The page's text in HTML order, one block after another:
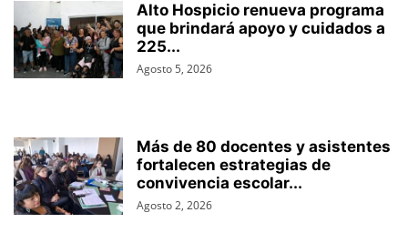
Alto Hospicio renueva programa
que brindará apoyo y cuidados a
225...
Agosto 5, 2026
Más de 80 docentes y asistentes
fortalecen estrategias de
convivencia escolar...
Agosto 2, 2026